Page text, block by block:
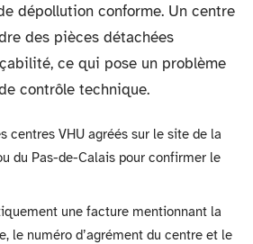
dépollution conforme. Un centre
des pièces détachées
ce qui pose un problème
contrôle technique.
centres VHU agréés sur le site de la
du Pas-de-Calais pour confirmer le
une facture mentionnant la
le numéro d’agrément du centre et le